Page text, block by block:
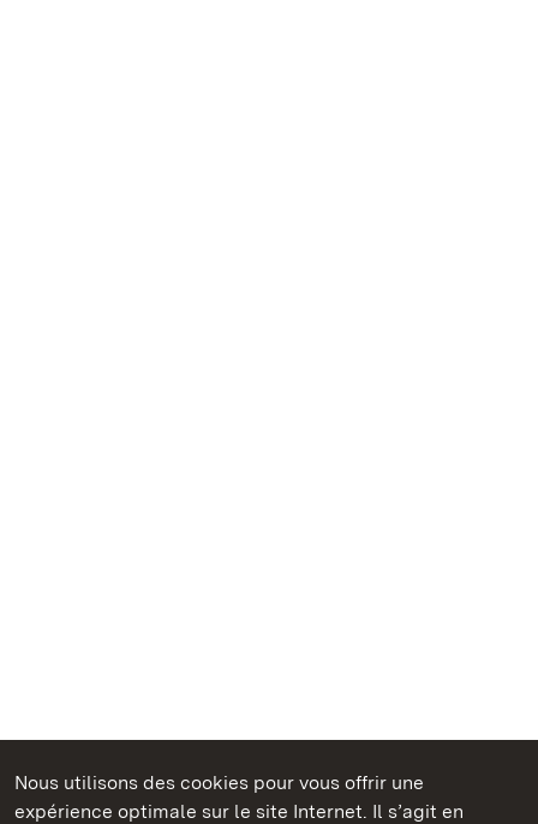
Nous utilisons des cookies pour vous offrir une
expérience optimale sur le site Internet. Il s’agit en
Châteaux et jardins publics du Bade-Wurtemberg